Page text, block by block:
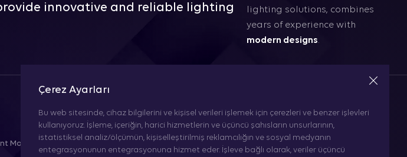
innovative and reliable lighting
lighting solutions, combines
years of experience with
modern designs.
Mounted Recessed Mounted Downlight Lighting
Çerez Ayarları
Bu web sitesinde, cihaz bilgilerini ve kişisel verileri işlemek için çerezleri ve benzer işlevleri
kullanıyoruz. İşleme, içeriğin, harici hizmetlerin ve üçüncü şahısların unsurlarının,
istatistiksel analiz/ölçümün, kişiselleştirilmiş reklamcılığın ve sosyal medyanın
entegrasyonunun entegrasyonuna hizmet eder. İşleve bağlı olarak, veriler üçüncü